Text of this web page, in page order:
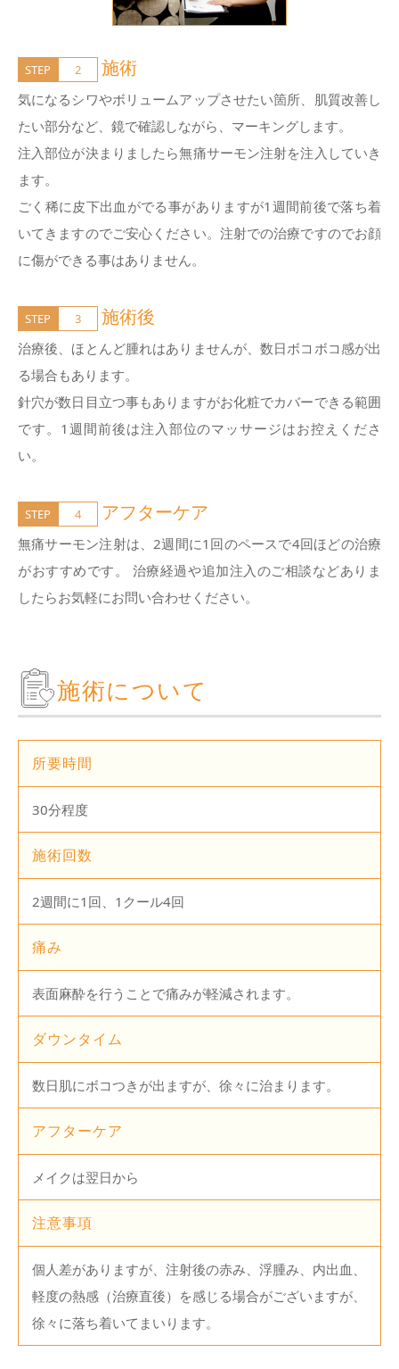
STEP 2 施術
気になるシワやボリュームアップさせたい箇所、肌質改善し
たい部分など、鏡で確認しながら、マーキングします。
注入部位が決まりましたら無痛サーモン注射を注入していき
ます。
ごく稀に皮下出血がでる事がありますが1週間前後で落ち着
いてきますのでご安心ください。注射での治療ですのでお顔
に傷ができる事はありません。
STEP 3 施術後
治療後、ほとんど腫れはありませんが、数日ボコボコ感が出
る場合もあります。
針穴が数日目立つ事もありますがお化粧でカバーできる範囲
です。1週間前後は注入部位のマッサージはお控えくださ
い。
STEP 4 アフターケア
無痛サーモン注射は、2週間に1回のペースで4回ほどの治療
がおすすめです。 治療経過や追加注入のご相談などありま
したらお気軽にお問い合わせください。
施術について
所要時間
30分程度
施術回数
2週間に1回、1クール4回
痛み
表面麻酔を行うことで痛みが軽減されます。
ダウンタイム
数日肌にボコつきが出ますが、徐々に治まります。
アフターケア
メイクは翌日から
注意事項
個人差がありますが、注射後の赤み、浮腫み、内出血、
軽度の熱感（治療直後）を感じる場合がございますが、
徐々に落ち着いてまいります。